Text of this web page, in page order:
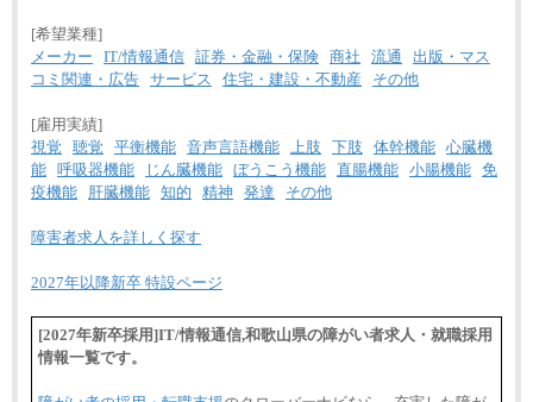
[希望業種]
メーカー
IT/情報通信 証券・金融・保険 商社 流通
出版・マス
コミ関連・広告 サービス 住宅・建設・不動産 その他
[雇用実績]
視覚
聴覚 平衡機能 音声言語機能 上肢 下肢 体幹機能 心臓機
能 呼吸器機能 じん臓機能 ぼうこう機能 直腸機能 小腸機能 免
疫機能
肝臓機能 知的 精神 発達 その他
障害者求人を詳しく探す
2027年以降新卒 特設ページ
[2027年新卒採用]IT/情報通信,和歌山県の障がい者求人・就職採用
情報一覧です。